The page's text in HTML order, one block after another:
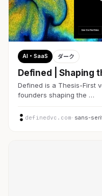
AI・SaaS ダーク
Defined | Shaping
Defined is a Thesis-First
founders shaping the …
definedvc.com· sans-